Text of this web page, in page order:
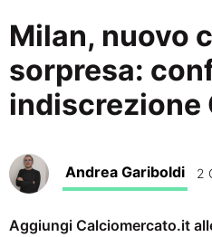
Milan, nuovo
sorpresa:
indiscrezione
Andrea Gariboldi 2
Aggiungi Calciomercato.it